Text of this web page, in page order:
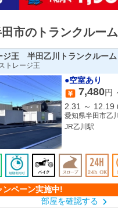
市のトランクルー
ジ王 半田乙川トランクルーム
トレージ王
●空室あり
7,480円
2.31
～ 12.19
愛知県半田市乙
JR乙川駅
ンペーン実施中!
部屋を確認する